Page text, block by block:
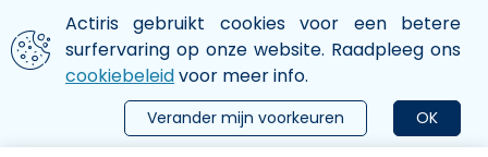
Aller au contenu principal
We gebruiken cookies
Actiris gebruikt cookies voor een betere
surfervaring op onze website. Raadpleeg ons
cookiebeleidvoor meer info.
OK
Verander mijn voorkeuren
le menu